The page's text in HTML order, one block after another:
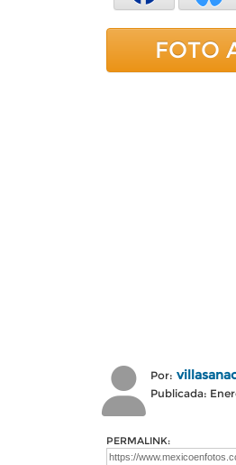
FOTO
Por:
Publicada:
PERMALINK: